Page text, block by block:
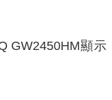
GW2450HM顯示